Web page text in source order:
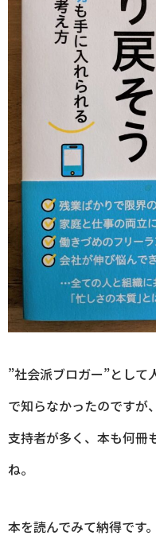
”社会派ブロガー”として
で知らなかったのですが
支持者が多く、本も何冊
ね。
本を読んでみて納得です。